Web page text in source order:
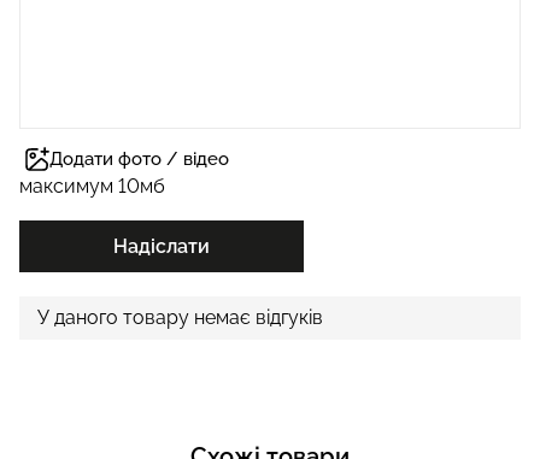
Додати фото / відео
максимум 10мб
Надіслати
У даного товару немає відгуків